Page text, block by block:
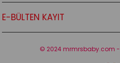
E-BÜLTEN KAYIT
© 2024 mrmrsbaby.com -